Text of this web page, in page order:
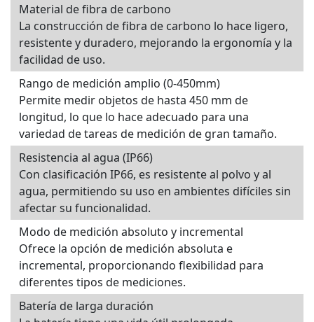
Material de fibra de carbono
La construcción de fibra de carbono lo hace ligero,
resistente y duradero, mejorando la ergonomía y la
facilidad de uso.
Rango de medición amplio (0-450mm)
Permite medir objetos de hasta 450 mm de
longitud, lo que lo hace adecuado para una
variedad de tareas de medición de gran tamaño.
Resistencia al agua (IP66)
Con clasificación IP66, es resistente al polvo y al
agua, permitiendo su uso en ambientes difíciles sin
afectar su funcionalidad.
Modo de medición absoluto y incremental
Ofrece la opción de medición absoluta e
incremental, proporcionando flexibilidad para
diferentes tipos de mediciones.
Batería de larga duración